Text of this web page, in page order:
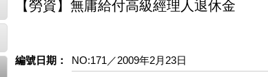
【勞資】無庸給付高級經理人退休金
編號日期： NO:171／2009年2月23日